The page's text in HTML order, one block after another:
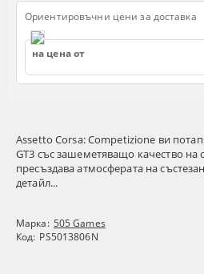
Assetto Corsa: Competizione ви
GT3 със зашеметяващо качество на
пресъздава атмосферата на
детайл...
Марка: 505 Games
Код: PS5013806N
Ориентировъчни цени за доставка
на цена от